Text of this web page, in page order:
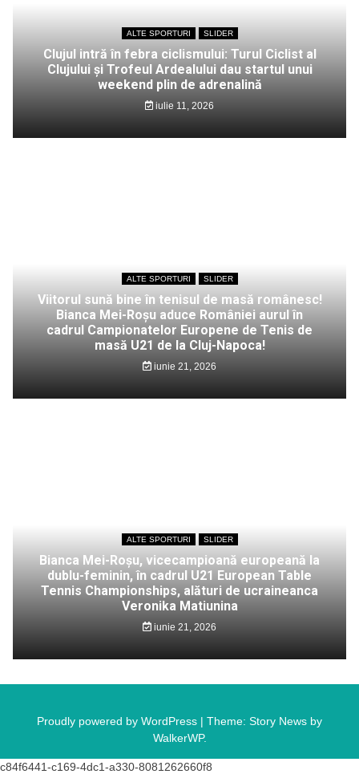
ALTE SPORTURI SLIDER
Clujul intră în febra ciclismului: Turul Ciclist al
Clujului și Trofeul Ardealului dau startul unui
weekend plin de adrenalină
iulie 11, 2026
ALTE SPORTURI SLIDER
Viitorul sună bine în tenisul de masă românesc!
Bianca Mei-Roșu aduce României aurul în
cadrul Campionatelor Europene de Tenis de
masă U21 de la Cluj-Napoca!
iunie 21, 2026
ALTE SPORTURI SLIDER
Bianca Mei-Roșu, vicecampioană europeană la
dublu-feminin, în cadrul U21 European Table
Tennis Championships, alături de ucraineanca
Veronika Matiunina
iunie 21, 2026
Proudly powered by WordPress | Theme: Story News by
WalkerWP.
c84f6441-c169-4dc1-a330-8081262660f8